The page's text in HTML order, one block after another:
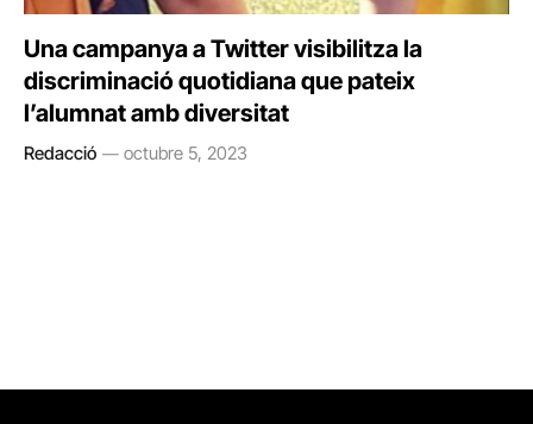
Una campanya a Twitter visibilitza la
discriminació quotidiana que pateix
l’alumnat amb diversitat
Redacció octubre 5, 2023